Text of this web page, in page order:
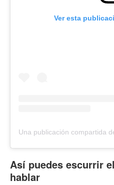
Ver esta
Así puedes escurrir
hablar